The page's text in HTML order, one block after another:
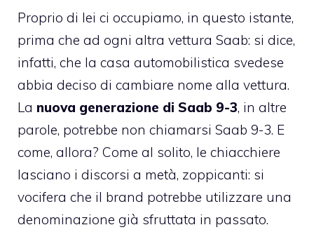
Proprio di lei ci occupiamo, in questo istante,
prima che ad ogni altra vettura Saab: si dice,
infatti, che la casa automobilistica svedese
abbia deciso di cambiare nome alla vettura.
La nuova generazione di Saab 9-3, in altre
parole, potrebbe non chiamarsi Saab 9-3. E
come, allora? Come al solito, le chiacchiere
lasciano i discorsi a metà, zoppicanti: si
vocifera che il brand potrebbe utilizzare una
denominazione già sfruttata in passato.